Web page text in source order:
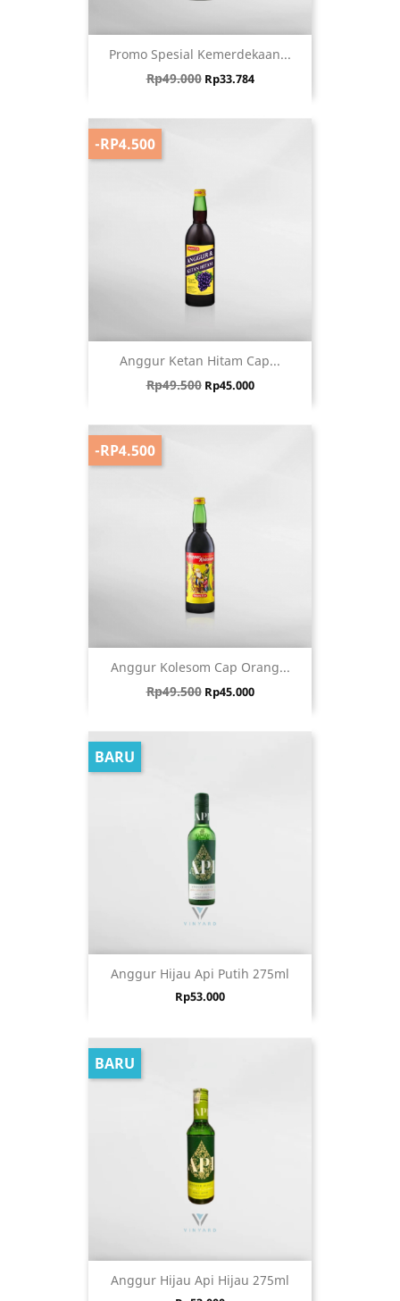
Promo Spesial Kemerdekaan...
Harga biasa
Rp49.000 Harga
Rp33.784
Anggur Ketan Hitam Cap...
Harga biasa
Rp49.500 Harga
Rp45.000
-RP4.500
Anggur Kolesom Cap Orang...
Harga biasa
Rp49.500 Harga
Rp45.000
-RP4.500
Anggur Hijau Api Putih 275ml
Harga
Rp53.000
BARU
Anggur Hijau Api Hijau 275ml
BARU